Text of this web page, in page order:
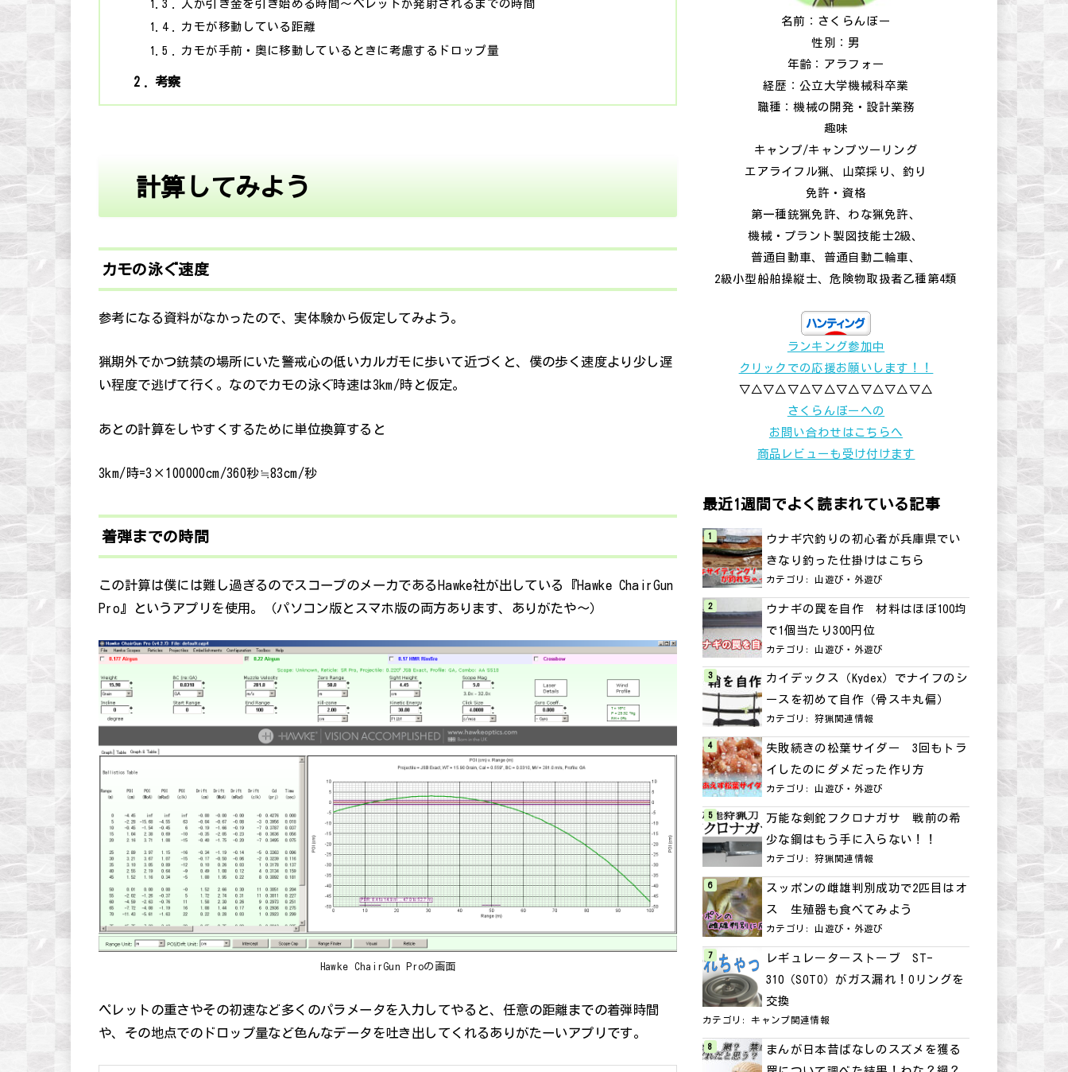
1.3
人が引き金を引き始める時間～ペレットが発射されるまでの時間
1.4
カモが移動している距離
1.5
カモが手前・奥に移動しているときに考慮するドロップ量
2 考察
計算してみよう
カモの泳ぐ速度
参考になる資料がなかったので、実体験から仮定してみよう。
猟期外でかつ銃禁の場所にいた警戒心の低いカルガモに歩いて近づくと、僕の歩く速度より少し遅
い程度で逃げて行く。なのでカモの泳ぐ時速は3km/時と仮定。
あとの計算をしやすくするために単位換算すると
3km/時=3×100000cm/360秒≒83cm/秒
着弾までの時間
この計算は僕には難し過ぎるのでスコープのメーカであるHawke社が出している『Hawke ChairGun
Pro』というアプリを使用。（パソコン版とスマホ版の両方あります、ありがたや～）
Hawke ChairGun Proの画面
ペレットの重さやその初速など多くのパラメータを入力してやると、任意の距離までの着弾時間
や、その地点でのドロップ量など色んなデータを吐き出してくれるありがたーいアプリです。
名前：さくらんぼー
性別：男
年齢：アラフォー
経歴：公立大学機械科卒業
職種：機械の開発・設計業務
趣味
キャンプ/キャンプツーリング
エアライフル猟、山菜採り、釣り
免許・資格
第一種銃猟免許、わな猟免許、
機械・プラント製図技能士2級、
普通自動車、普通自動二輪車、
2級小型船舶操縦士、危険物取扱者乙種第4類
ランキング参加中
クリックでの応援お願いします！！
▽△▽△▽△▽△▽△▽△▽△▽△
さくらんぼーへの
お問い合わせはこちらへ
商品レビューも受け付けます
最近1週間でよく読まれている記事
ウナギ穴釣りの初心者が兵庫県でい
きなり釣った仕掛けはこちら
カテゴリ: 山遊び・外遊び
ウナギの罠を自作 材料はほぼ100均
で1個当たり300円位
カテゴリ: 山遊び・外遊び
カイデックス（Kydex）でナイフのシ
ースを初めて自作（骨スキ丸偏）
カテゴリ:狩猟関連情報
失敗続きの松葉サイダー 3回もトラ
イしたのにダメだった作り方
カテゴリ: 山遊び・外遊び
万能な剣鉈フクロナガサ 戦前の希
少な鋼はもう手に入らない！！
カテゴリ:狩猟関連情報
スッポンの雌雄判別成功で2匹目はオ
ス 生殖器も食べてみよう
カテゴリ: 山遊び・外遊び
レギュレーターストーブ ST-
310（SOTO）がガス漏れ！Oリングを
交換
カテゴリ:キャンプ関連情報
まんが日本昔ばなしのスズメを獲る